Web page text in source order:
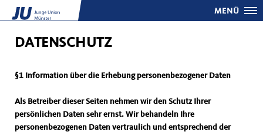
MENÜ
DATENSCHUTZ
§1 Information über die Erhebung personenbezogener Daten
Als Betreiber dieser Seiten nehmen wir den Schutz Ihrer
persönlichen Daten sehr ernst. Wir behandeln Ihre
personenbezogenen Daten vertraulich und entsprechend der